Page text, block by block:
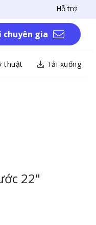
Hỗ trợ
chuyên gia
thuật Tải xuống
22"